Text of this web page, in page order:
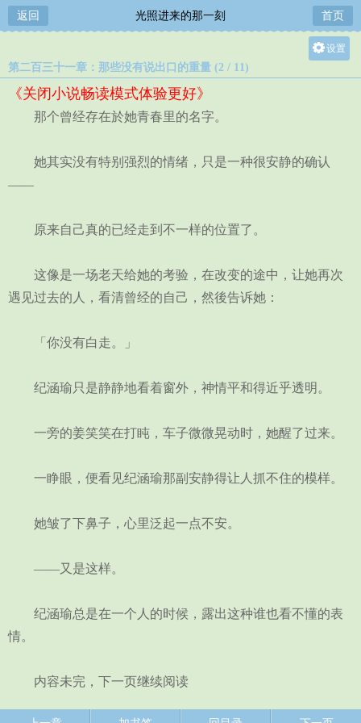
返回 光照进来的那一刻 首页
设置
第二百三十一章：那些没有说出口的重量 (2 / 11)
《关闭小说畅读模式体验更好》
那个曾经存在於她青春里的名字。
她其实没有特别强烈的情绪，只是一种很安静的确认
——
原来自己真的已经走到不一样的位置了。
这像是一场老天给她的考验，在改变的途中，让她再次
遇见过去的人，看清曾经的自己，然後告诉她：
「你没有白走。」
纪涵瑜只是静静地看着窗外，神情平和得近乎透明。
一旁的姜笑笑在打盹，车子微微晃动时，她醒了过来。
一睁眼，便看见纪涵瑜那副安静得让人抓不住的模样。
她皱了下鼻子，心里泛起一点不安。
——又是这样。
纪涵瑜总是在一个人的时候，露出这种谁也看不懂的表
情。
内容未完，下一页继续阅读